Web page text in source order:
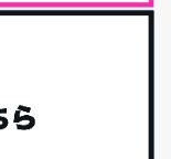
るさと納税」の返
こと。
ばアラフィフ、これ